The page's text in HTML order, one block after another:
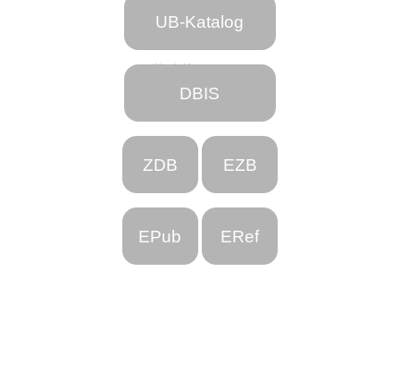
Web-Team
der UB
Kontakt
UB-Katalog
DBIS
ZDB EZB
EPub ERef